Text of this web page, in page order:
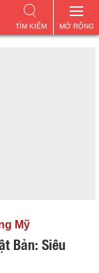
MỞ RỘNG
TÌM KIẾM
Mỹ
Bản: Siêu